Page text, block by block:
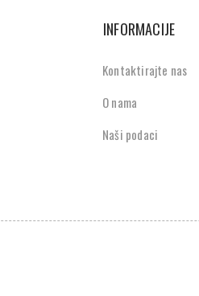
INFORMACIJE
Kontaktirajte nas
O nama
Naši podaci